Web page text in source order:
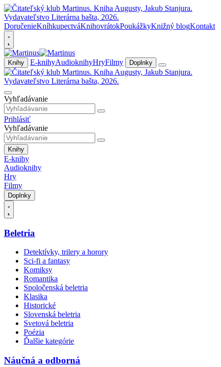
DoručenieKníhkupectváKnihovrátokPoukážkyKnižný blogKontakt
Knihy E-knihyAudioknihyHryFilmy Doplnky
Vyhľadávanie
Prihlásiť
Vyhľadávanie
Knihy
E-knihy
Audioknihy
Hry
Filmy
Doplnky
Beletria
Detektívky, trilery a horory
Sci-fi a fantasy
Komiksy
Romantika
Spoločenská beletria
Klasika
Historické
Slovenská beletria
Svetová beletria
Poézia
Ďalšie kategórie
Náučná a odborná